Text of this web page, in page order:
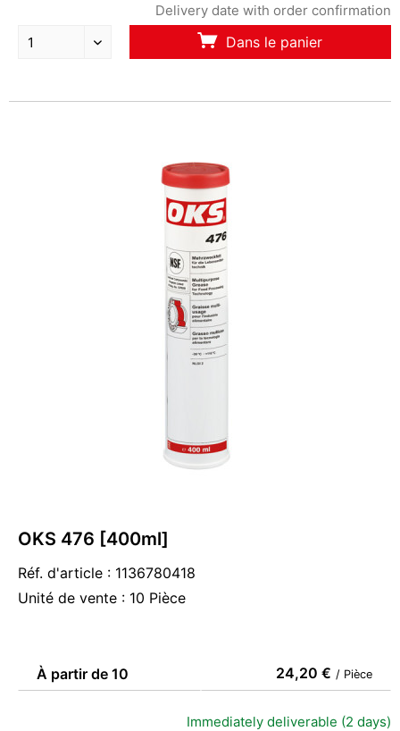
Delivery date with order confirmation
Dans le panier
OKS 476 [400ml]
Réf. d'article : 1136780418
Unité de vente : 10 Pièce
À partir de 10 24,20 € / Pièce
Immediately deliverable (2 days)